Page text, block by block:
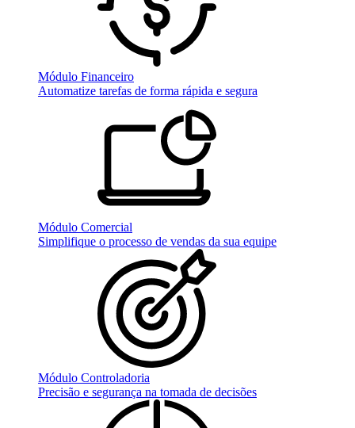
Módulo Financeiro
Automatize tarefas de forma rápida e segura
Módulo Comercial
Simplifique o processo de vendas da sua equipe
Módulo Controladoria
Precisão e segurança na tomada de decisões